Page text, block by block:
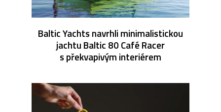
Baltic Yachts navrhli minimalistickou
jachtu Baltic 80 Café Racer
s překvapivým interiérem